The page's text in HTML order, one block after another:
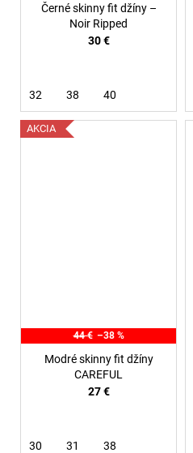
Černé skinny fit džíny –
Noir Ripped
30 €
32 38 40
AKCIA
44 € –38 %
Modré skinny fit džíny
CAREFUL
27 €
30 31 38